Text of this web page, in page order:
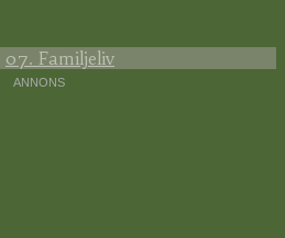
07. Familjeliv